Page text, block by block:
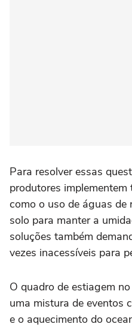
Para resolver essas
produtores
como o uso de águas de
solo para manter a
soluções também
vezes inacessíveis para
O quadro de estiagem
uma mistura de eventos
e o aquecimento do